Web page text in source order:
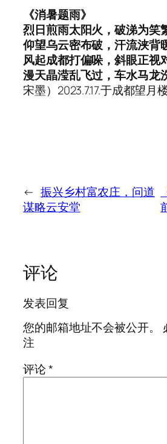
《消暑题雨》
烈日煎雨太阳火，破涕为笑
仰望乌云密布破，汗流浃背
风起成都打偏哚，斜眼正视
漫天晶滢乱飞过，车水马龙
宋墨）2023.7.17.于成都望月
← 振兴乡村富农庄，问道
谋略云安堂
评论
发表回复
您的邮箱地址不会被公开。
注
评论*